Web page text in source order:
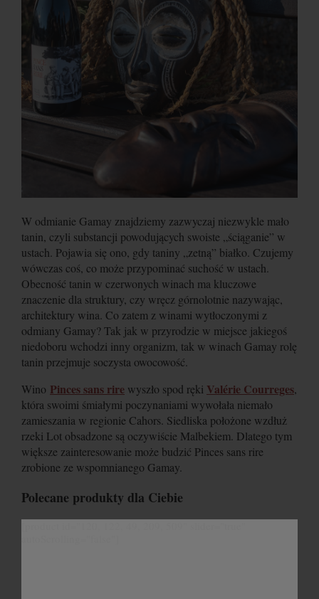
W odmianie Gamay znajdziemy zazwyczaj niezwykle mało
tanin, czyli substancji powodujących swoiste „ściąganie” w
ustach. Pojawia się ono, gdy taniny „zetną” białko. Czujemy
wówczas coś, co może przypominać suchość w ustach.
Obecność tanin w czerwonych winach ma kluczowe
znaczenie dla struktury, czy wręcz górnolotnie nazywając,
architektury wina. Co zatem z winami wytłoczonymi z
odmiany Gamay? Tak jak w przyrodzie w miejsce jakiegoś
niedoboru wchodzi inny organizm, tak w winach Gamay rolę
tanin przejmuje soczysta owocowość.
Wino Pinces sans rire wyszło spod ręki Valérie Courreges,
która swoimi śmiałymi poczynaniami wywołała niemało
zamieszania w regionie Cahors. Siedliska położone wzdłuż
rzeki Lot obsadzone są oczywiście Malbekiem. Dlatego tym
większe zainteresowanie może budzić Pinces sans rire
zrobione ze wspomnianego Gamay.
Polecane produkty dla Ciebie